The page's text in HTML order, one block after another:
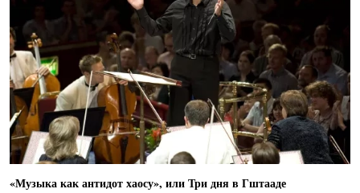
«Музыка как антидот хаосу», или Три дня в Гштааде